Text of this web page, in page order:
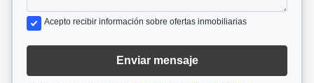
Acepto recibir información sobre ofertas inmobiliarias
Enviar mensaje